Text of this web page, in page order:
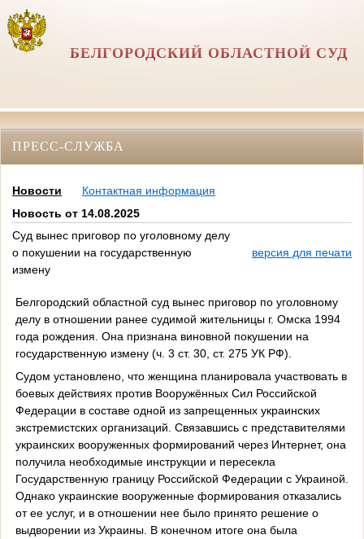
БЕЛГОРОДСКИЙ ОБЛАСТНОЙ СУД
ПРЕСС-СЛУЖБА
Новости
Контактная информация
Новость от 14.08.2025
Суд вынес приговор по уголовному делу
о покушении на государственную
измену
версия для печати
Белгородский областной суд вынес приговор по уголовному
делу в отношении ранее судимой жительницы г. Омска 1994
года рождения. Она признана виновной покушении на
государственную измену (ч. 3 ст. 30, ст. 275 УК РФ).
Судом установлено, что женщина планировала участвовать в
боевых действиях против Вооружённых Сил Российской
Федерации в составе одной из запрещенных украинских
экстремистских организаций. Связавшись с представителями
украинских вооруженных формирований через Интернет, она
получила необходимые инструкции и пересекла
Государственную границу Российской Федерации с Украиной.
Однако украинские вооруженные формирования отказались
от ее услуг, и в отношении нее было принято решение о
выдворении из Украины. В конечном итоге она была